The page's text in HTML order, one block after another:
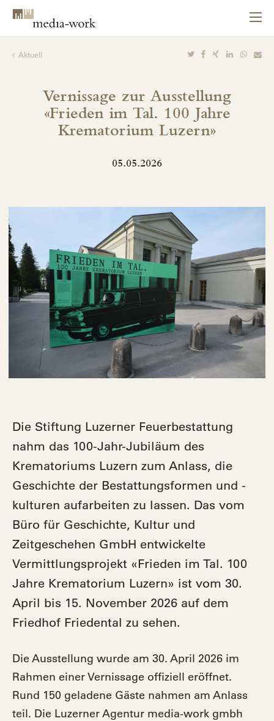
Aktuell
Vernissage zur Ausstellung
«Frieden im Tal. 100 Jahre
Krematorium Luzern»
05.05.2026
Die Stiftung Luzerner Feuerbestattung
nahm das 100-Jahr-Jubiläum des
Krematoriums Luzern zum Anlass, die
Geschichte der Bestattungsformen und -
kulturen aufarbeiten zu lassen. Das vom
Büro für Geschichte, Kultur und
Zeitgeschehen GmbH entwickelte
Vermittlungsprojekt «Frieden im Tal. 100
Jahre Krematorium Luzern» ist vom 30.
April bis 15. November 2026 auf dem
Friedhof Friedental zu sehen.
Die Ausstellung wurde am 30. April 2026 im
Rahmen einer Vernissage offiziell eröffnet.
Rund 150 geladene Gäste nahmen am Anlass
teil. Die Luzerner Agentur media-work gmbh